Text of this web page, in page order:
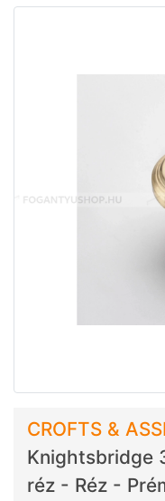
CROFTS &
Knightsbridge
réz - Réz -